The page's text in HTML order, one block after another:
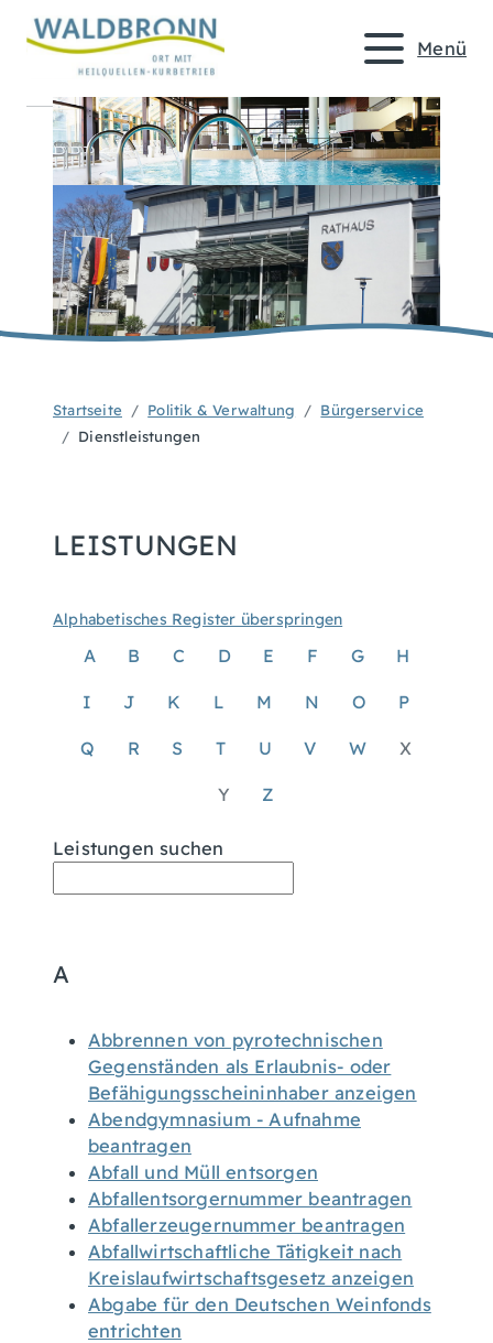
Menü
Startseite Politik & Verwaltung
Bürgerservice
Dienstleistungen
LEISTUNGEN
Alphabetisches Register überspringen
A B C D E F G H
I J K L M N O P
Q R S T U V W X
Y Z
Leistungen suchen
A
Abbrennen von pyrotechnischen
Gegenständen als Erlaubnis- oder
Befähigungsscheininhaber anzeigen
Abendgymnasium - Aufnahme
beantragen
Abfall und Müll entsorgen
Abfallentsorgernummer beantragen
Abfallerzeugernummer beantragen
Abfallwirtschaftliche Tätigkeit nach
Kreislaufwirtschaftsgesetz anzeigen
Abgabe für den Deutschen Weinfonds
entrichten